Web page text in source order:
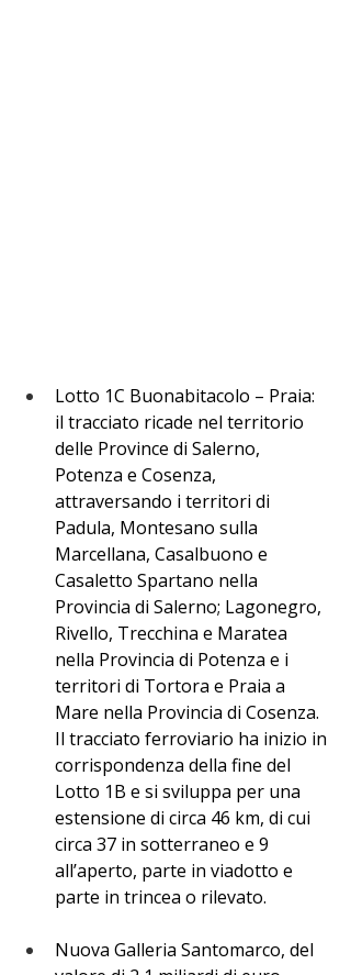
Lotto 1C Buonabitacolo – Praia:
il tracciato ricade nel territorio
delle Province di Salerno,
Potenza e Cosenza,
attraversando i territori di
Padula, Montesano sulla
Marcellana, Casalbuono e
Casaletto Spartano nella
Provincia di Salerno; Lagonegro,
Rivello, Trecchina e Maratea
nella Provincia di Potenza e i
territori di Tortora e Praia a
Mare nella Provincia di Cosenza.
Il tracciato ferroviario ha inizio in
corrispondenza della fine del
Lotto 1B e si sviluppa per una
estensione di circa 46 km, di cui
circa 37 in sotterraneo e 9
all’aperto, parte in viadotto e
parte in trincea o rilevato.
Nuova Galleria Santomarco, del